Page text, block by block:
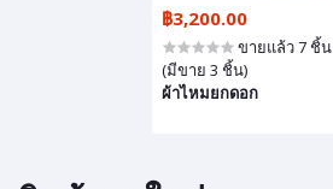
฿3,200.00
ขายแล้ว 7 ชิ้น
(มีขาย 3 ชิ้น)
ผ้าไหมยกดอก